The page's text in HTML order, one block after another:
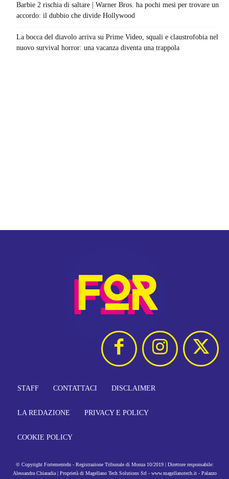
Barbie 2 rischia di saltare | Warner Bros. ha pochi mesi per trovare un
accordo: il dubbio che divide Hollywood
La bocca del diavolo arriva su Prime Video, squali e claustrofobia nel
nuovo survival horror: una vacanza diventa una trappola
STAFF CONTATTACI DISCLAIMER
LA REDAZIONE PRIVACY E POLICY
COOKIE POLICY
© Copyright FortementeIn - Registrazione Tribunale di Monza 10/2019 | Direttore responsabile:
Alessandra Chiaradia | Proprietà di Magellano Tech Solutions Srl - www.magellanotech.it - Palazzo